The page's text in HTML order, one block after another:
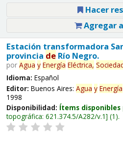
Hacer
Agregar
Estación transformadora
provincia deRío Negro.
por Agua y Energía Eléctrica,
Idioma: Español
Editor: Buenos Aires: Agua y Energía
1998
Disponibilidad: Ítems
topográfica: 621.374.5/A282/v.1 (1).